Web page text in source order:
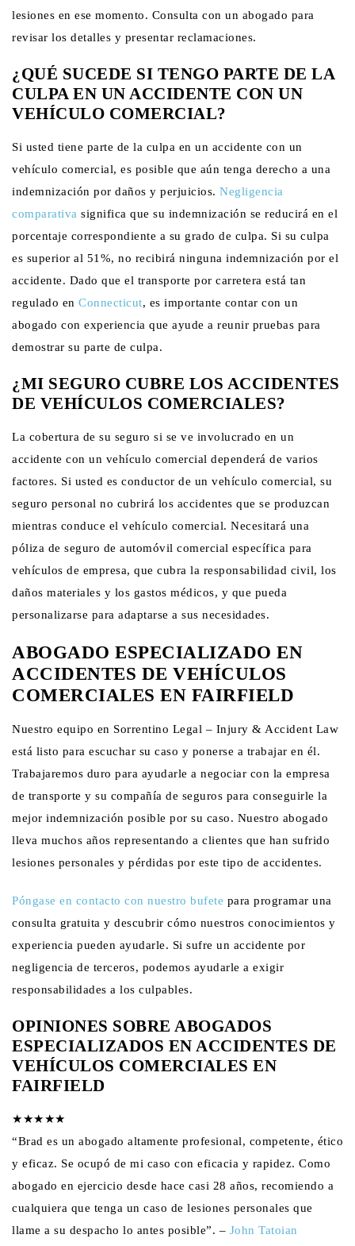
lesiones en ese momento. Consulta con un abogado para
revisar los detalles y presentar reclamaciones.
¿QUÉ SUCEDE SI TENGO PARTE DE LA
CULPA EN UN ACCIDENTE CON UN
VEHÍCULO COMERCIAL?
Si usted tiene parte de la culpa en un accidente con un
vehículo comercial, es posible que aún tenga derecho a una
indemnización por daños y perjuicios. Negligencia
comparativa significa que su indemnización se reducirá en el
porcentaje correspondiente a su grado de culpa. Si su culpa
es superior al 51%, no recibirá ninguna indemnización por el
accidente. Dado que el transporte por carretera está tan
regulado en Connecticut, es importante contar con un
abogado con experiencia que ayude a reunir pruebas para
demostrar su parte de culpa.
¿MI SEGURO CUBRE LOS ACCIDENTES
DE VEHÍCULOS COMERCIALES?
La cobertura de su seguro si se ve involucrado en un
accidente con un vehículo comercial dependerá de varios
factores. Si usted es conductor de un vehículo comercial, su
seguro personal no cubrirá los accidentes que se produzcan
mientras conduce el vehículo comercial. Necesitará una
póliza de seguro de automóvil comercial específica para
vehículos de empresa, que cubra la responsabilidad civil, los
daños materiales y los gastos médicos, y que pueda
personalizarse para adaptarse a sus necesidades.
ABOGADO ESPECIALIZADO EN
ACCIDENTES DE VEHÍCULOS
COMERCIALES EN FAIRFIELD
Nuestro equipo en Sorrentino Legal – Injury & Accident Law
está listo para escuchar su caso y ponerse a trabajar en él.
Trabajaremos duro para ayudarle a negociar con la empresa
de transporte y su compañía de seguros para conseguirle la
mejor indemnización posible por su caso. Nuestro abogado
lleva muchos años representando a clientes que han sufrido
lesiones personales y pérdidas por este tipo de accidentes.
Póngase en contacto con nuestro bufete para programar una
consulta gratuita y descubrir cómo nuestros conocimientos y
experiencia pueden ayudarle. Si sufre un accidente por
negligencia de terceros, podemos ayudarle a exigir
responsabilidades a los culpables.
OPINIONES SOBRE ABOGADOS
ESPECIALIZADOS EN ACCIDENTES DE
VEHÍCULOS COMERCIALES EN
FAIRFIELD
★★★★★
“Brad es un abogado altamente profesional, competente, ético
y eficaz. Se ocupó de mi caso con eficacia y rapidez. Como
abogado en ejercicio desde hace casi 28 años, recomiendo a
cualquiera que tenga un caso de lesiones personales que
llame a su despacho lo antes posible”. – John Tatoian